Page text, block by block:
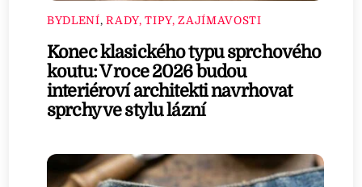
BYDLENÍ,RADY, TIPY, ZAJÍMAVOSTI
Konec klasického typu sprchového
koutu: V roce 2026 budou
interiéroví architekti navrhovat
sprchy ve stylu lázní